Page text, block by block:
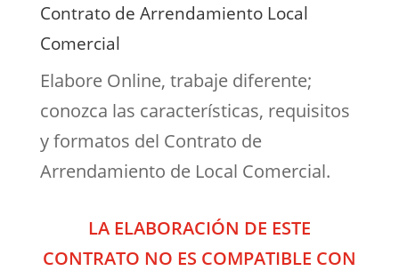
Contrato de Arrendamiento Local
Comercial
Elabore Online, trabaje diferente;
conozca las características, requisitos
y formatos del Contrato de
Arrendamiento de Local Comercial.
LA ELABORACIÓN DE ESTE
CONTRATO NO ES COMPATIBLE CON